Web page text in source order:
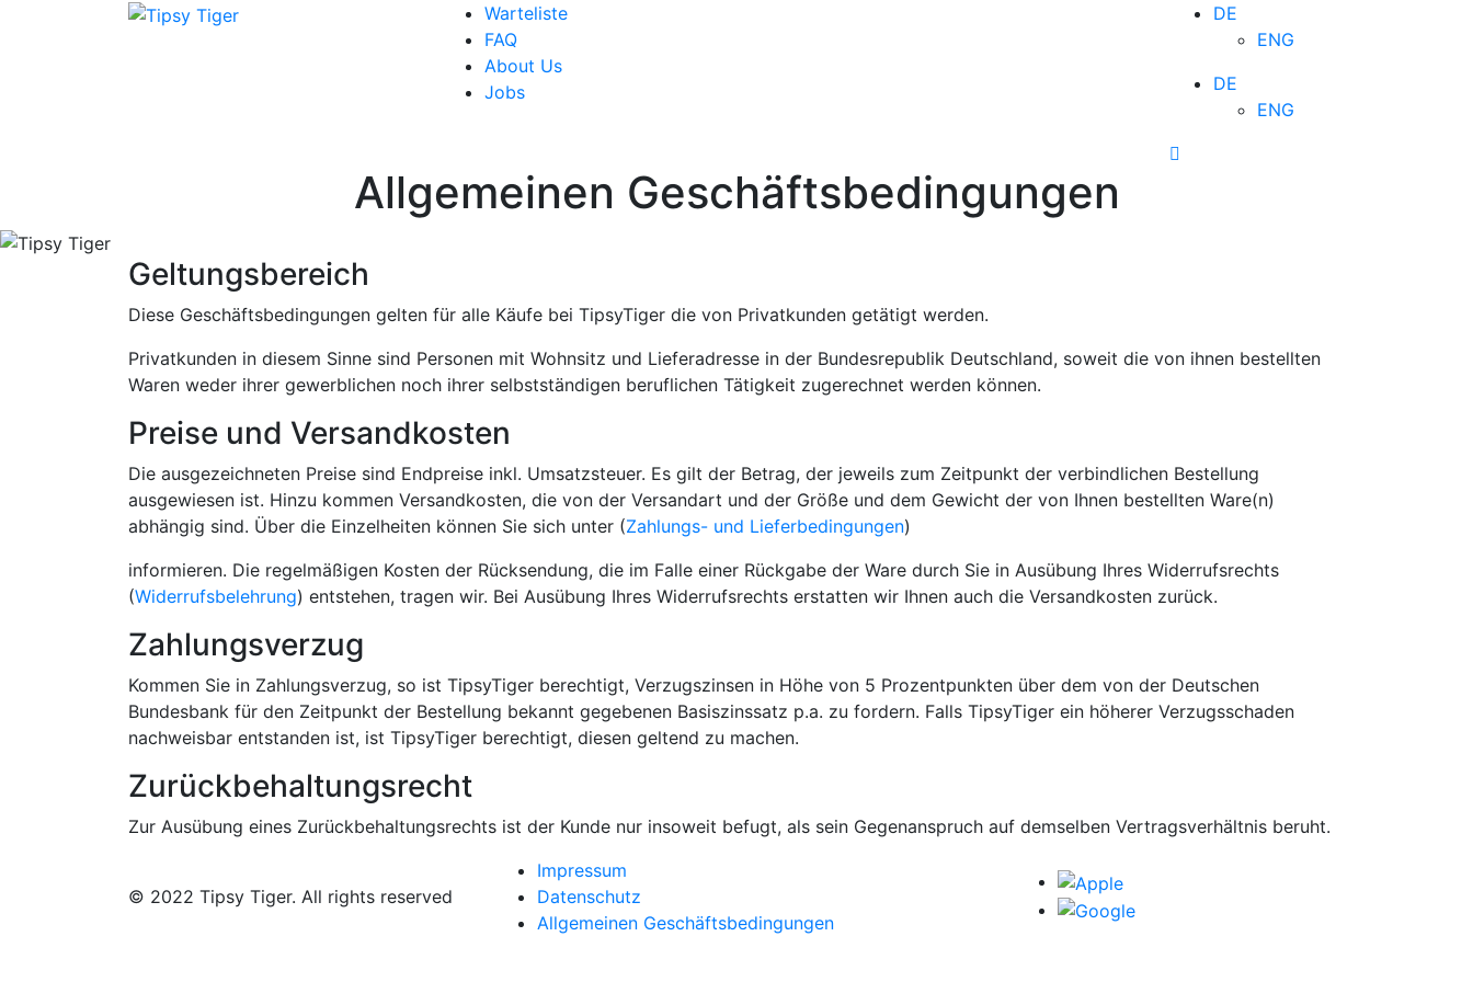
Warteliste
FAQ
About Us
Jobs
DE
ENG
DE
ENG
Allgemeinen Geschäftsbedingungen
Geltungsbereich
Diese Geschäftsbedingungen gelten für alle Käufe bei TipsyTiger die von Privatkunden getätigt werden.
Privatkunden in diesem Sinne sind Personen mit Wohnsitz und Lieferadresse in der Bundesrepublik Deutschland, soweit die von ihnen bestellten
Waren weder ihrer gewerblichen noch ihrer selbstständigen beruflichen Tätigkeit zugerechnet werden können.
Preise und Versandkosten
Die ausgezeichneten Preise sind Endpreise inkl. Umsatzsteuer. Es gilt der Betrag, der jeweils zum Zeitpunkt der verbindlichen Bestellung
ausgewiesen ist. Hinzu kommen Versandkosten, die von der Versandart und der Größe und dem Gewicht der von Ihnen bestellten Ware(n)
abhängig sind. Über die Einzelheiten können Sie sich unter (Zahlungs- und Lieferbedingungen)
informieren. Die regelmäßigen Kosten der Rücksendung, die im Falle einer Rückgabe der Ware durch Sie in Ausübung Ihres Widerrufsrechts
(Widerrufsbelehrung) entstehen, tragen wir. Bei Ausübung Ihres Widerrufsrechts erstatten wir Ihnen auch die Versandkosten zurück.
Zahlungsverzug
Kommen Sie in Zahlungsverzug, so ist TipsyTiger berechtigt, Verzugszinsen in Höhe von 5 Prozentpunkten über dem von der Deutschen
Bundesbank für den Zeitpunkt der Bestellung bekannt gegebenen Basiszinssatz p.a. zu fordern. Falls TipsyTiger ein höherer Verzugsschaden
nachweisbar entstanden ist, ist TipsyTiger berechtigt, diesen geltend zu machen.
Zurückbehaltungsrecht
Zur Ausübung eines Zurückbehaltungsrechts ist der Kunde nur insoweit befugt, als sein Gegenanspruch auf demselben Vertragsverhältnis beruht.
© 2022 Tipsy Tiger. All rights reserved
Impressum
Datenschutz
Allgemeinen Geschäftsbedingungen